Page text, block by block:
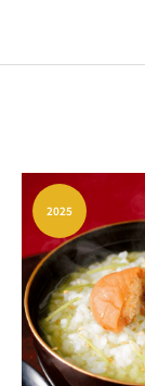
2025